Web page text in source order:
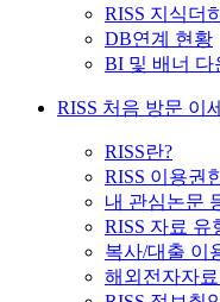
RISS 지식더
DB연계 현황
BI 및 배너 다
RISS 처음 방문 이
RISS란?
RISS 이용권
내 관심논문
RISS 자료 유
복사/대출 이
해외전자자